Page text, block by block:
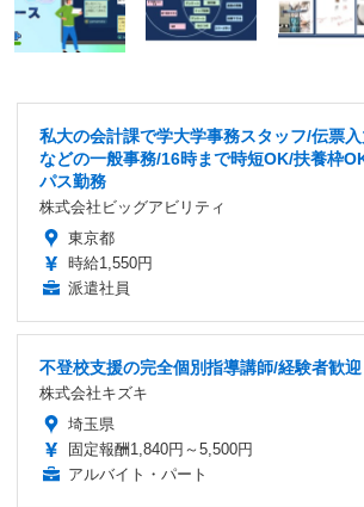
私大の会計課で学大学事務スタッフ/伝票
などの一般事務/16時まで時短OK/扶養枠
パス勤務
株式会社ビッグアビリティ
東京都
時給1,550円
派遣社員
不登校支援の完全個別指導講師/経験者歓迎
株式会社キズキ
埼玉県
固定報酬1,840円～5,500円
アルバイト・パート